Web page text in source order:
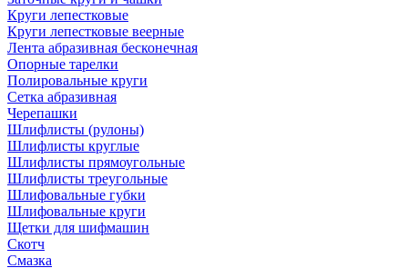
Круги лепестковые
Круги лепестковые веерные
Лента абразивная бесконечная
Опорные тарелки
Полировальные круги
Сетка абразивная
Черепашки
Шлифлисты (рулоны)
Шлифлисты круглые
Шлифлисты прямоугольные
Шлифлисты треугольные
Шлифовальные губки
Шлифовальные круги
Щетки для шифмашин
Скотч
Смазка